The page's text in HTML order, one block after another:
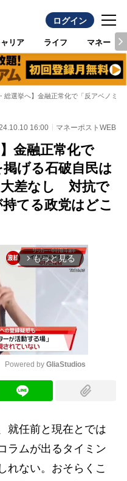
ログイン
リア ライフ マネー
総選挙へ】金融正常化で「反アベノミ
16:00 マネーポストWEB
金融正常化で
掲げる石破自民は
大差なし 対抗で
てる政党はどこ
arrow_forward_ios もっと見る
Powered by GliaStudios
就任前と現在とでは
ラムが出るタイミン
れない。おそらくこ